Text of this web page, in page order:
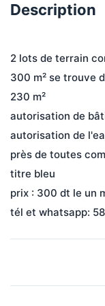
Description
2 lots de terrain
300 m² se trouve
230 m²
autorisation de
autorisation de
près de toutes
titre bleu
prix : 300 dt le un
tél et whatsapp: